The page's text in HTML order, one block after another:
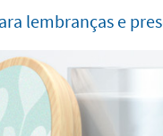
lembranças e